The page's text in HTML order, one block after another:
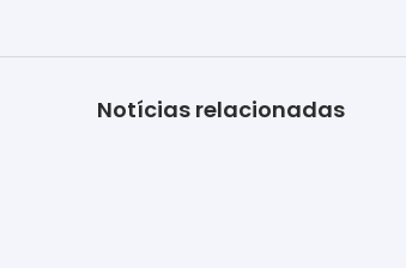
Notícias relacionadas